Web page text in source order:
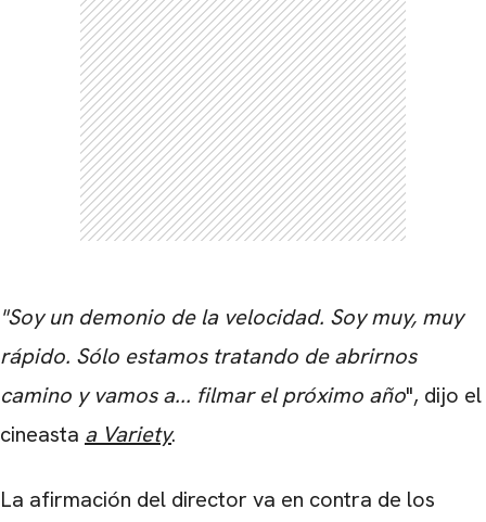
"Soy un demonio de la velocidad. Soy muy, muy
rápido. Sólo estamos tratando de abrirnos
camino y vamos a... filmar el próximo año", dijo el
cineasta a Variety.
La afirmación del director va en contra de los